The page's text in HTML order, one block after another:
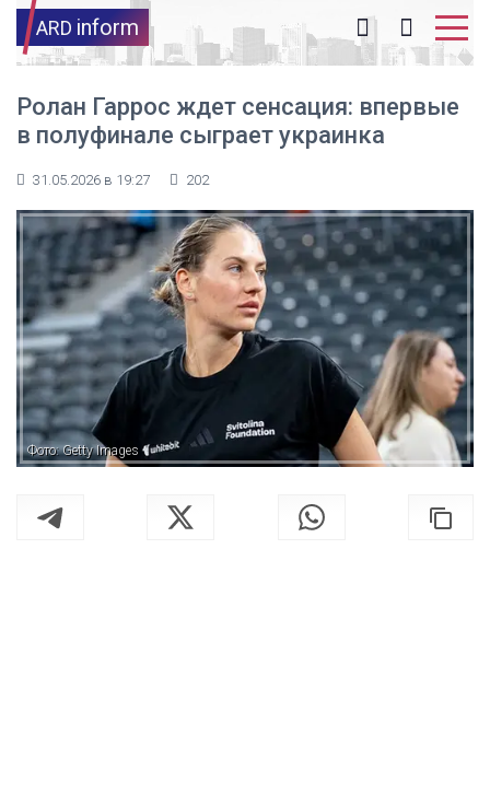
ARD inform
Ролан Гаррос ждет сенсация: впервые
в полуфинале сыграет украинка
31.05.2026 в 19:27 202
Фото: Getty Images